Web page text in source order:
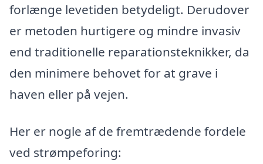
forlænge levetiden betydeligt. Derudover
er metoden hurtigere og mindre invasiv
end traditionelle reparationsteknikker, da
den minimere behovet for at grave i
haven eller på vejen.
Her er nogle af de fremtrædende fordele
ved strømpeforing: